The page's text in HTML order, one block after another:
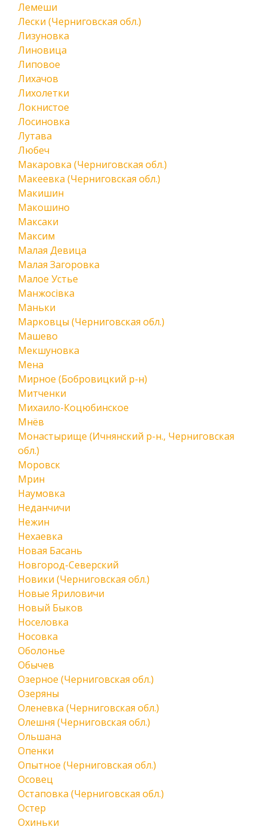
Лемеши
Лески (Черниговская обл.)
Лизуновка
Линовица
Липовое
Лихачов
Лихолетки
Локнистое
Лосиновка
Лутава
Любеч
Макаровка (Черниговская обл.)
Макеевка (Черниговская обл.)
Макишин
Макошино
Максаки
Максим
Малая Девица
Малая Загоровка
Малое Устье
Манжосівка
Маньки
Марковцы (Черниговская обл.)
Машево
Мекшуновка
Мена
Мирное (Бобровицкий р-н)
Митченки
Михаило-Коцюбинское
Мнёв
Монастырище (Ичнянский р-н., Черниговская
обл.)
Моровск
Мрин
Наумовка
Неданчичи
Нежин
Нехаевка
Новая Басань
Новгород-Северский
Новики (Черниговская обл.)
Новые Яриловичи
Новый Быков
Носеловка
Носовка
Оболонье
Обычев
Озерное (Черниговская обл.)
Озеряны
Оленевка (Черниговская обл.)
Олешня (Черниговская обл.)
Ольшана
Опенки
Опытное (Черниговская обл.)
Осовец
Остаповка (Черниговская обл.)
Остер
Охиньки